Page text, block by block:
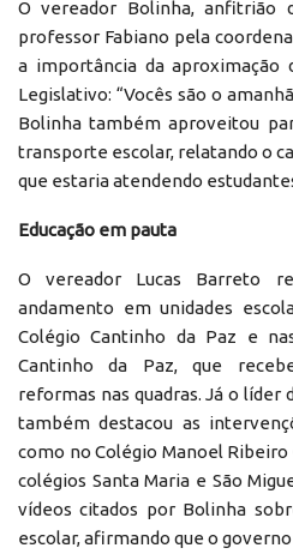
O vereador Bolinha, anfitrião
professor Fabiano pela
a importância da aproximação
Legislativo: “Vocês são o
Bolinha também aproveitou
transporte escolar, relatando o
que estaria atendendo
Educação em pauta
O vereador Lucas Barreto
andamento em unidades
Colégio Cantinho da Paz e
Cantinho da Paz, que
reformas nas quadras. Já o líder
também destacou as
como no Colégio Manoel
colégios Santa Maria e São
vídeos citados por Bolinha
escolar, afirmando que o